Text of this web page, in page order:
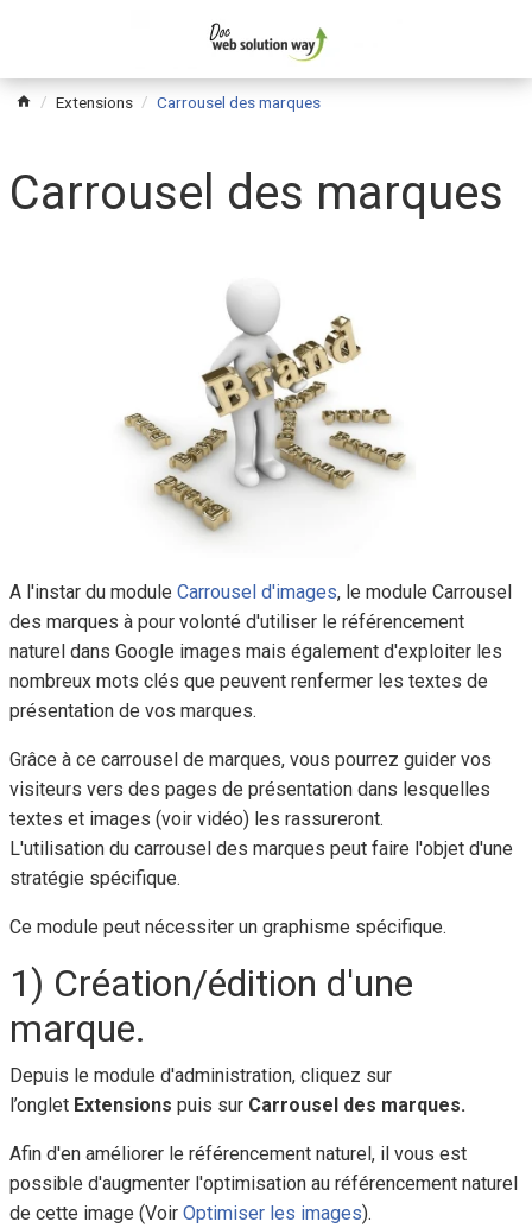
Extensions Carrousel des marques
Carrousel des marques
A l'instar du module Carrousel d'images, le module Carrousel
des marques à pour volonté d'utiliser le référencement
naturel dans Google images mais également d'exploiter les
nombreux mots clés que peuvent renfermer les textes de
présentation de vos marques.
Grâce à ce carrousel de marques, vous pourrez guider vos
visiteurs vers des pages de présentation dans lesquelles
textes et images (voir vidéo) les rassureront.
L'utilisation du carrousel des marques peut faire l'objet d'une
stratégie spécifique.
Ce module peut nécessiter un graphisme spécifique.
1) Création/édition d'une
marque.
Depuis le module d'administration, cliquez sur
l’onglet Extensions puis sur Carrousel des marques.
Afin d'en améliorer le référencement naturel, il vous est
possible d'augmenter l'optimisation au référencement naturel
de cette image (Voir Optimiser les images).